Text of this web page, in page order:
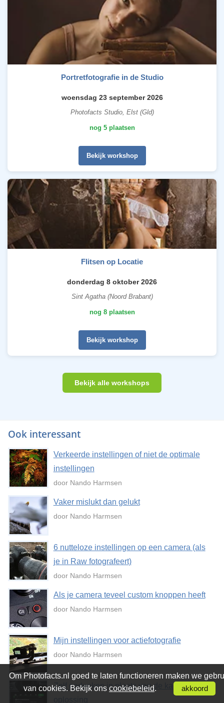
Portretfotografie in de Studio
woensdag 23 september 2026
Photofacts Studio, Elst (Gld)
nog 5 plaatsen
Bekijk workshop
Flitsen op Locatie
donderdag 8 oktober 2026
Sint Agatha (Noord Brabant)
nog 8 plaatsen
Bekijk workshop
Bekijk alle workshops
Ook interessant
Verkeerde instellingen of niet de optimale
instellingen
door Nando Harmsen
Vaker mislukt dan gelukt
door Nando Harmsen
6 nutteloze instellingen op een camera (als
je in Raw fotografeert)
door Nando Harmsen
Als je camera teveel custom knoppen heeft
door Nando Harmsen
Mijn instellingen voor actiefotografie
door Nando Harmsen
Zelf nadenken in plaats van de kant-en-klare
Om Photofacts.nl goed te laten functioneren maken we
van cookies. Bekijk ons cookiebeleid. akkoord